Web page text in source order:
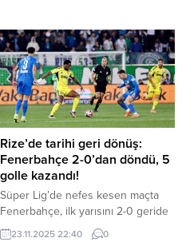
kazada, hafif ticari araç sürücüsü
Mustafa Demir hayatını kaybetti, 4
kişi de yaralandı. Haber Merkezi –
Kaza, dün (Cumartesi) gece
saatlerinde Balıkayağı Köprülü
Kavşağı alt...
Rize’de tarihi geri dönüş:
Fenerbahçe 2-0’dan döndü, 5
golle kazandı!
Süper Lig’de nefes kesen maçta
Fenerbahçe, ilk yarısını 2-0 geride
kapattığı Çaykur Rizespor
23.11.2025 22:40 0